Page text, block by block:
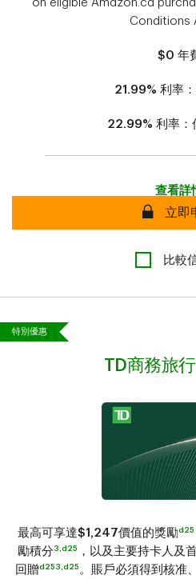
on eligible Amazon.ca
Conditions
$0 年
21.99% 利率
22.99% 利率：
查看詳
安全立即
比較
特別優惠
TD商務旅
最高可享達$1,247價值的獎勵d25
勵積分3 d25
，以及主要持卡人及
回贈d25 3 d25 。賬戶必須得到核准